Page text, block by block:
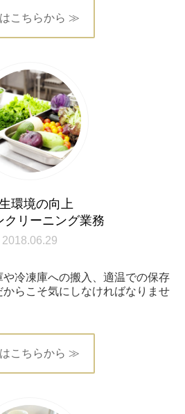
こちらから ≫
環境の向上
クリーニング業務
2018.06.29
冷凍庫への搬入、適温での保存
らこそ気にしなければなりませ
こちらから ≫